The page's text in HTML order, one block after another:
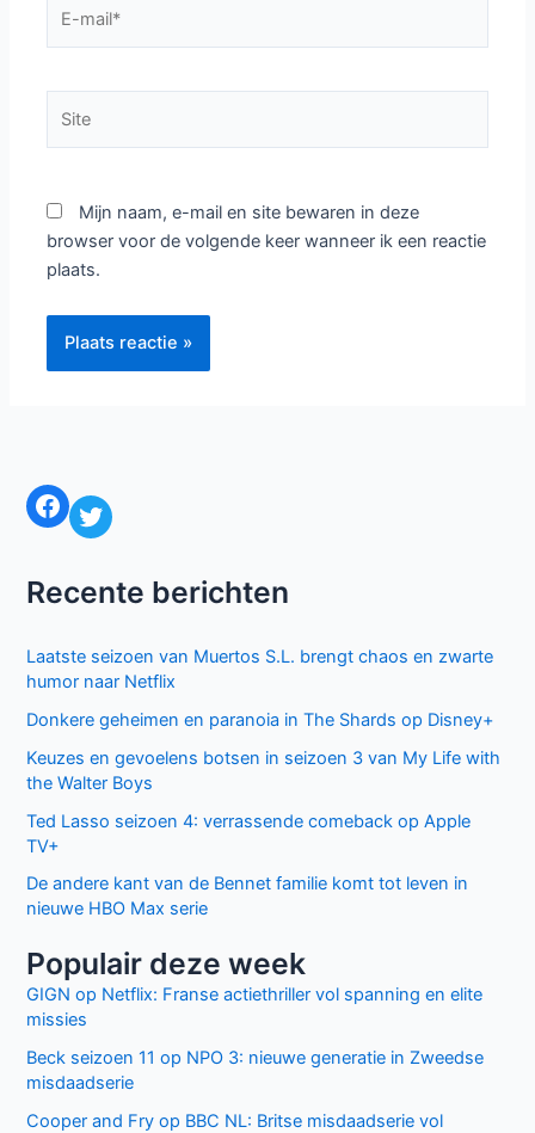
Mijn naam, e-mail en site bewaren in deze
browser voor de volgende keer wanneer ik een reactie
plaats.
Facebook Twitter
Recente berichten
Laatste seizoen van Muertos S.L. brengt chaos en zwarte
humor naar Netflix
Donkere geheimen en paranoia in The Shards op Disney+
Keuzes en gevoelens botsen in seizoen 3 van My Life with
the Walter Boys
Ted Lasso seizoen 4: verrassende comeback op Apple
TV+
De andere kant van de Bennet familie komt tot leven in
nieuwe HBO Max serie
Populair deze week
GIGN op Netflix: Franse actiethriller vol spanning en elite
missies
Beck seizoen 11 op NPO 3: nieuwe generatie in Zweedse
misdaadserie
Cooper and Fry op BBC NL: Britse misdaadserie vol